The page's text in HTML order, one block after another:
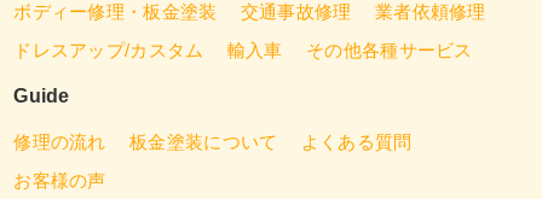
ボディー修理・板金塗装 交通事故修理
業者依頼修理
ドレスアップ/カスタム
輸入車 その他各種サービス
Guide
修理の流れ 板金塗装について
よくある質問
お客様の声